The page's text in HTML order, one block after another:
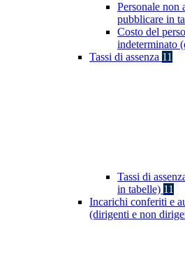
Personale non
pubblicare in
Costo del
indeterminato
Tassi di assenza 11
Tassi di
in tabelle) 11
Incarichi conferiti e
(dirigenti e non